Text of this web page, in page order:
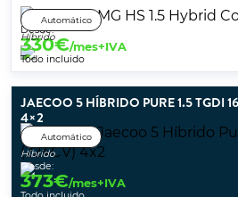
Automático
Híbrido
Desde:
330€/mes+IVA
Todo incluido
JAECOO 5 HÍBRIDO PURE 1.5 TGDI
4×2
Automático
Híbrido
Desde:
373€/mes+IVA